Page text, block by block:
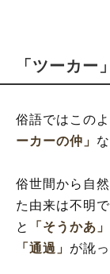
「ツーカー
俗語ではこの
ーカーの仲」
俗世間から自
た由来は不明で
と
「そうかあ」
「通過」 が訛